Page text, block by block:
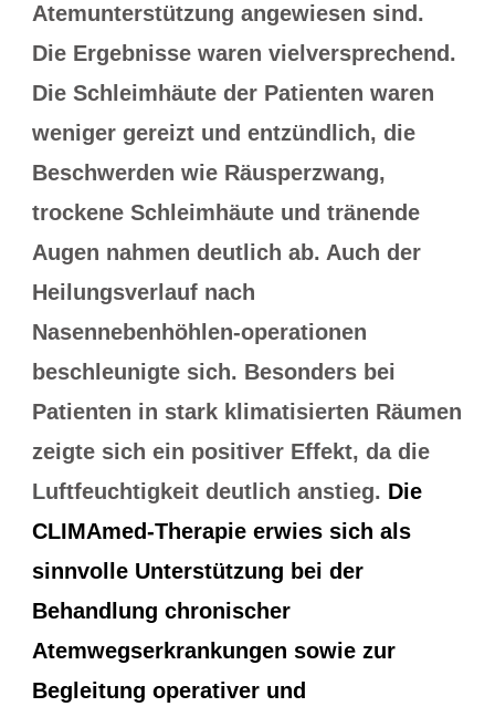
Atemunterstützung angewiesen sind.
Die Ergebnisse waren vielversprechend.
Die Schleimhäute der Patienten waren
weniger gereizt und entzündlich, die
Beschwerden wie Räusperzwang,
trockene Schleimhäute und tränende
Augen nahmen deutlich ab. Auch der
Heilungsverlauf nach
Nasennebenhöhlen-operationen
beschleunigte sich. Besonders bei
Patienten in stark klimatisierten Räumen
zeigte sich ein positiver Effekt, da die
Luftfeuchtigkeit deutlich anstieg. Die
CLIMAmed-Therapie erwies sich als
sinnvolle Unterstützung bei der
Behandlung chronischer
Atemwegserkrankungen sowie zur
Begleitung operativer und